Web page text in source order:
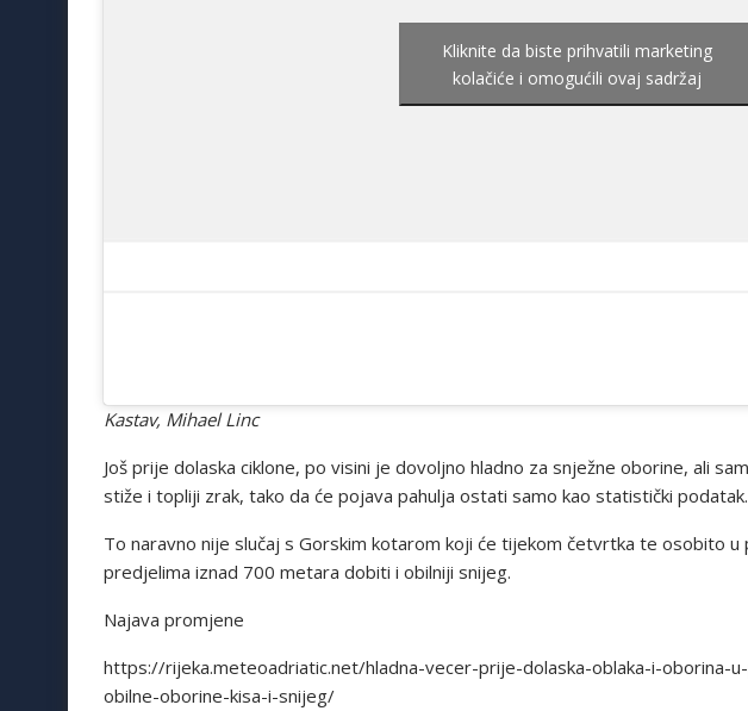
Kliknite da biste prihvatili marketing
kolačiće i omogućili ovaj sadržaj
Kastav, Mihael Linc
Još prije dolaska ciklone, po visini je dovoljno hladno za snježne oborine, ali
stiže i topliji zrak, tako da će pojava pahulja ostati samo kao statistički podatak.
To naravno nije slučaj s Gorskim kotarom koji će tijekom četvrtka te osobito u
predjelima iznad 700 metara dobiti i obilniji snijeg.
Najava promjene
https://rijeka.meteoadriatic.net/hladna-vecer-prije-dolaska-oblaka-i-oborina-
obilne-oborine-kisa-i-snijeg/